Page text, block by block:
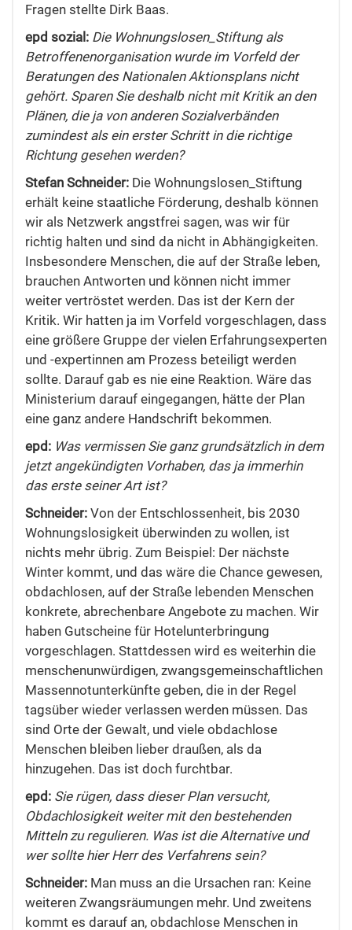
Fragen stellte Dirk Baas.
epd sozial: Die Wohnungslosen_Stiftung als
Betroffenenorganisation wurde im Vorfeld der
Beratungen des Nationalen Aktionsplans nicht
gehört. Sparen Sie deshalb nicht mit Kritik an den
Plänen, die ja von anderen Sozialverbänden
zumindest als ein erster Schritt in die richtige
Richtung gesehen werden?
Stefan Schneider: Die Wohnungslosen_Stiftung
erhält keine staatliche Förderung, deshalb können
wir als Netzwerk angstfrei sagen, was wir für
richtig halten und sind da nicht in Abhängigkeiten.
Insbesondere Menschen, die auf der Straße leben,
brauchen Antworten und können nicht immer
weiter vertröstet werden. Das ist der Kern der
Kritik. Wir hatten ja im Vorfeld vorgeschlagen, dass
eine größere Gruppe der vielen Erfahrungsexperten
und -expertinnen am Prozess beteiligt werden
sollte. Darauf gab es nie eine Reaktion. Wäre das
Ministerium darauf eingegangen, hätte der Plan
eine ganz andere Handschrift bekommen.
epd: Was vermissen Sie ganz grundsätzlich in dem
jetzt angekündigten Vorhaben, das ja immerhin
das erste seiner Art ist?
Schneider: Von der Entschlossenheit, bis 2030
Wohnungslosigkeit überwinden zu wollen, ist
nichts mehr übrig. Zum Beispiel: Der nächste
Winter kommt, und das wäre die Chance gewesen,
obdachlosen, auf der Straße lebenden Menschen
konkrete, abrechenbare Angebote zu machen. Wir
haben Gutscheine für Hotelunterbringung
vorgeschlagen. Stattdessen wird es weiterhin die
menschenunwürdigen, zwangsgemeinschaftlichen
Massennotunterkünfte geben, die in der Regel
tagsüber wieder verlassen werden müssen. Das
sind Orte der Gewalt, und viele obdachlose
Menschen bleiben lieber draußen, als da
hinzugehen. Das ist doch furchtbar.
epd: Sie rügen, dass dieser Plan versucht,
Obdachlosigkeit weiter mit den bestehenden
Mitteln zu regulieren. Was ist die Alternative und
wer sollte hier Herr des Verfahrens sein?
Schneider: Man muss an die Ursachen ran: Keine
weiteren Zwangsräumungen mehr. Und zweitens
kommt es darauf an, obdachlose Menschen in